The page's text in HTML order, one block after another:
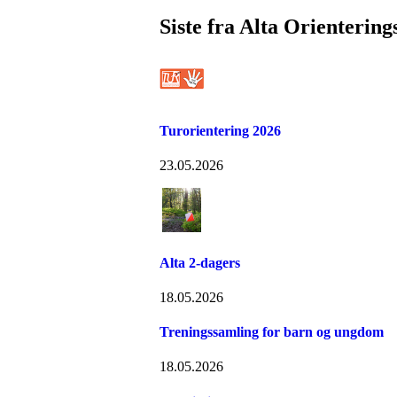
Siste fra Alta
Turorientering 2026
23.05.2026
Alta 2-dagers
18.05.2026
Treningssamling for barn og ungdom
18.05.2026